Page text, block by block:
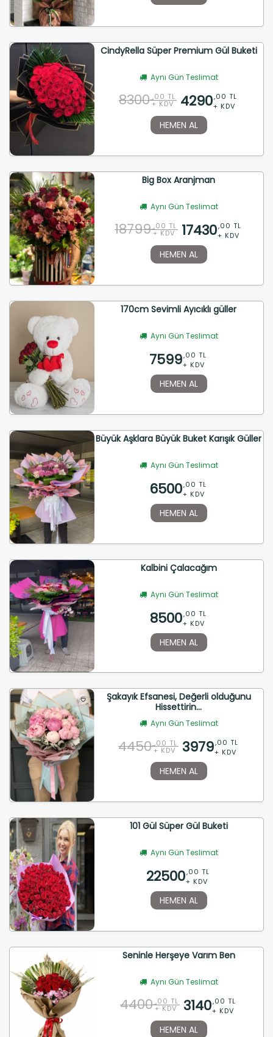
CindyRella Süper Premium Gül Buketi
Aynı Gün Teslimat
8300 ,00 TL
+ KDV 4290,00 TL
+ KDV
HEMEN AL
Big Box Aranjman
Aynı Gün Teslimat
18799 ,00 TL
+ KDV 17430,00 TL
+ KDV
HEMEN AL
170cm Sevimli Ayıcıklı güller
Aynı Gün Teslimat
7599,00 TL
+ KDV
HEMEN AL
Büyük Aşklara Büyük Buket Karışık Güller
Aynı Gün Teslimat
6500,00 TL
+ KDV
HEMEN AL
Kalbini Çalacağım
Aynı Gün Teslimat
8500,00 TL
+ KDV
HEMEN AL
Şakayık Efsanesi, Değerli olduğunu
Hissettirin...
Aynı Gün Teslimat
4450 ,00 TL
+ KDV 3979,00 TL
+ KDV
HEMEN AL
101 Gül Süper Gül Buketi
Aynı Gün Teslimat
22500,00 TL
+ KDV
HEMEN AL
Seninle Herşeye Varım Ben
Aynı Gün Teslimat
4400 ,00 TL
+ KDV 3140,00 TL
+ KDV
HEMEN AL